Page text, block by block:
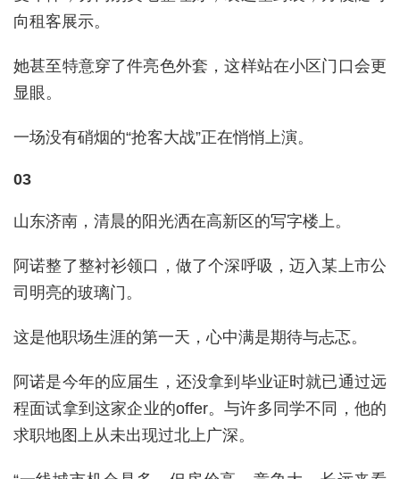
向租客展示。
她甚至特意穿了件亮色外套，这样站在小区门口会更
显眼。
一场没有硝烟的“抢客大战”正在悄悄上演。
03
山东济南，清晨的阳光洒在高新区的写字楼上。
阿诺整了整衬衫领口，做了个深呼吸，迈入某上市公
司明亮的玻璃门。
这是他职场生涯的第一天，心中满是期待与忐忑。
阿诺是今年的应届生，还没拿到毕业证时就已通过远
程面试拿到这家企业的offer。与许多同学不同，他的
求职地图上从未出现过北上广深。